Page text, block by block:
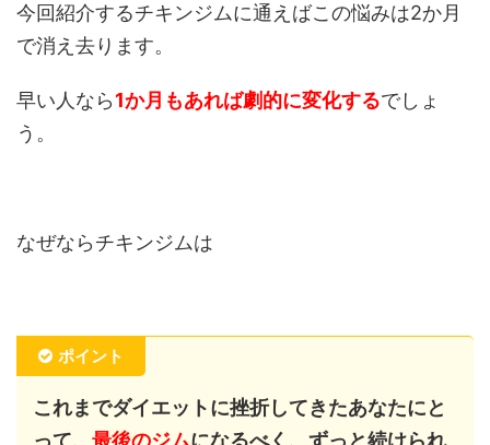
今回紹介するチキンジムに通えばこの悩みは2か月
で消え去ります。
早い人なら1か月もあれば劇的に変化するでしょ
う。
なぜならチキンジムは
ポイント
これまでダイエットに挫折してきたあなたにと
って、 最後のジムになるべく、ずっと続けられ